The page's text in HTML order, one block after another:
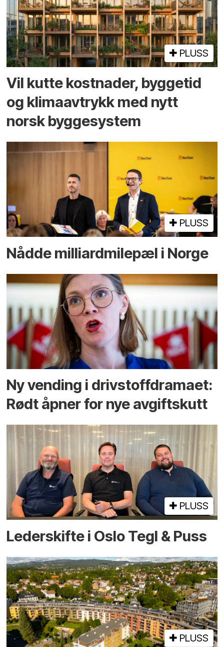
PLUSS
Vil kutte kostnader, byggetid
og klima­avtrykk med nytt
norsk bygge­system
PLUSS
Nådde milliard­­milepæl i Norge
Ny vending i drivstoffdramaet:
Rødt åpner for nye avgiftskutt
PLUSS
Lederskifte i Oslo Tegl & Puss
PLUSS